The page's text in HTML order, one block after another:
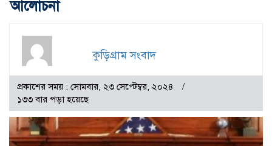
আলোচনা
কুড়িগ্রাম সংবাদ
প্রকাশের সময় : সোমবার, ২৩ সেপ্টেম্বর, ২০২৪
১৩৩ বার পড়া হয়েছে